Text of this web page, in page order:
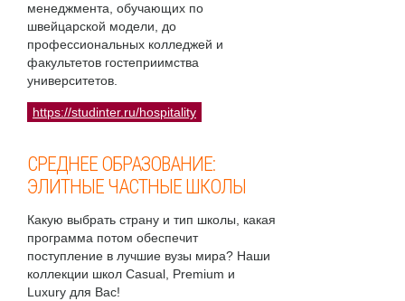
менеджмента, обучающих по
швейцарской модели, до
профессиональных колледжей и
факультетов гостеприимства
университетов.
https://studinter.ru/hospitality
СРЕДНЕЕ ОБРАЗОВАНИЕ:
ЭЛИТНЫЕ ЧАСТНЫЕ ШКОЛЫ
Какую выбрать страну и тип школы, какая
программа потом обеспечит
поступление в лучшие вузы мира? Наши
коллекции школ Casual, Premium и
Luxury для Вас!